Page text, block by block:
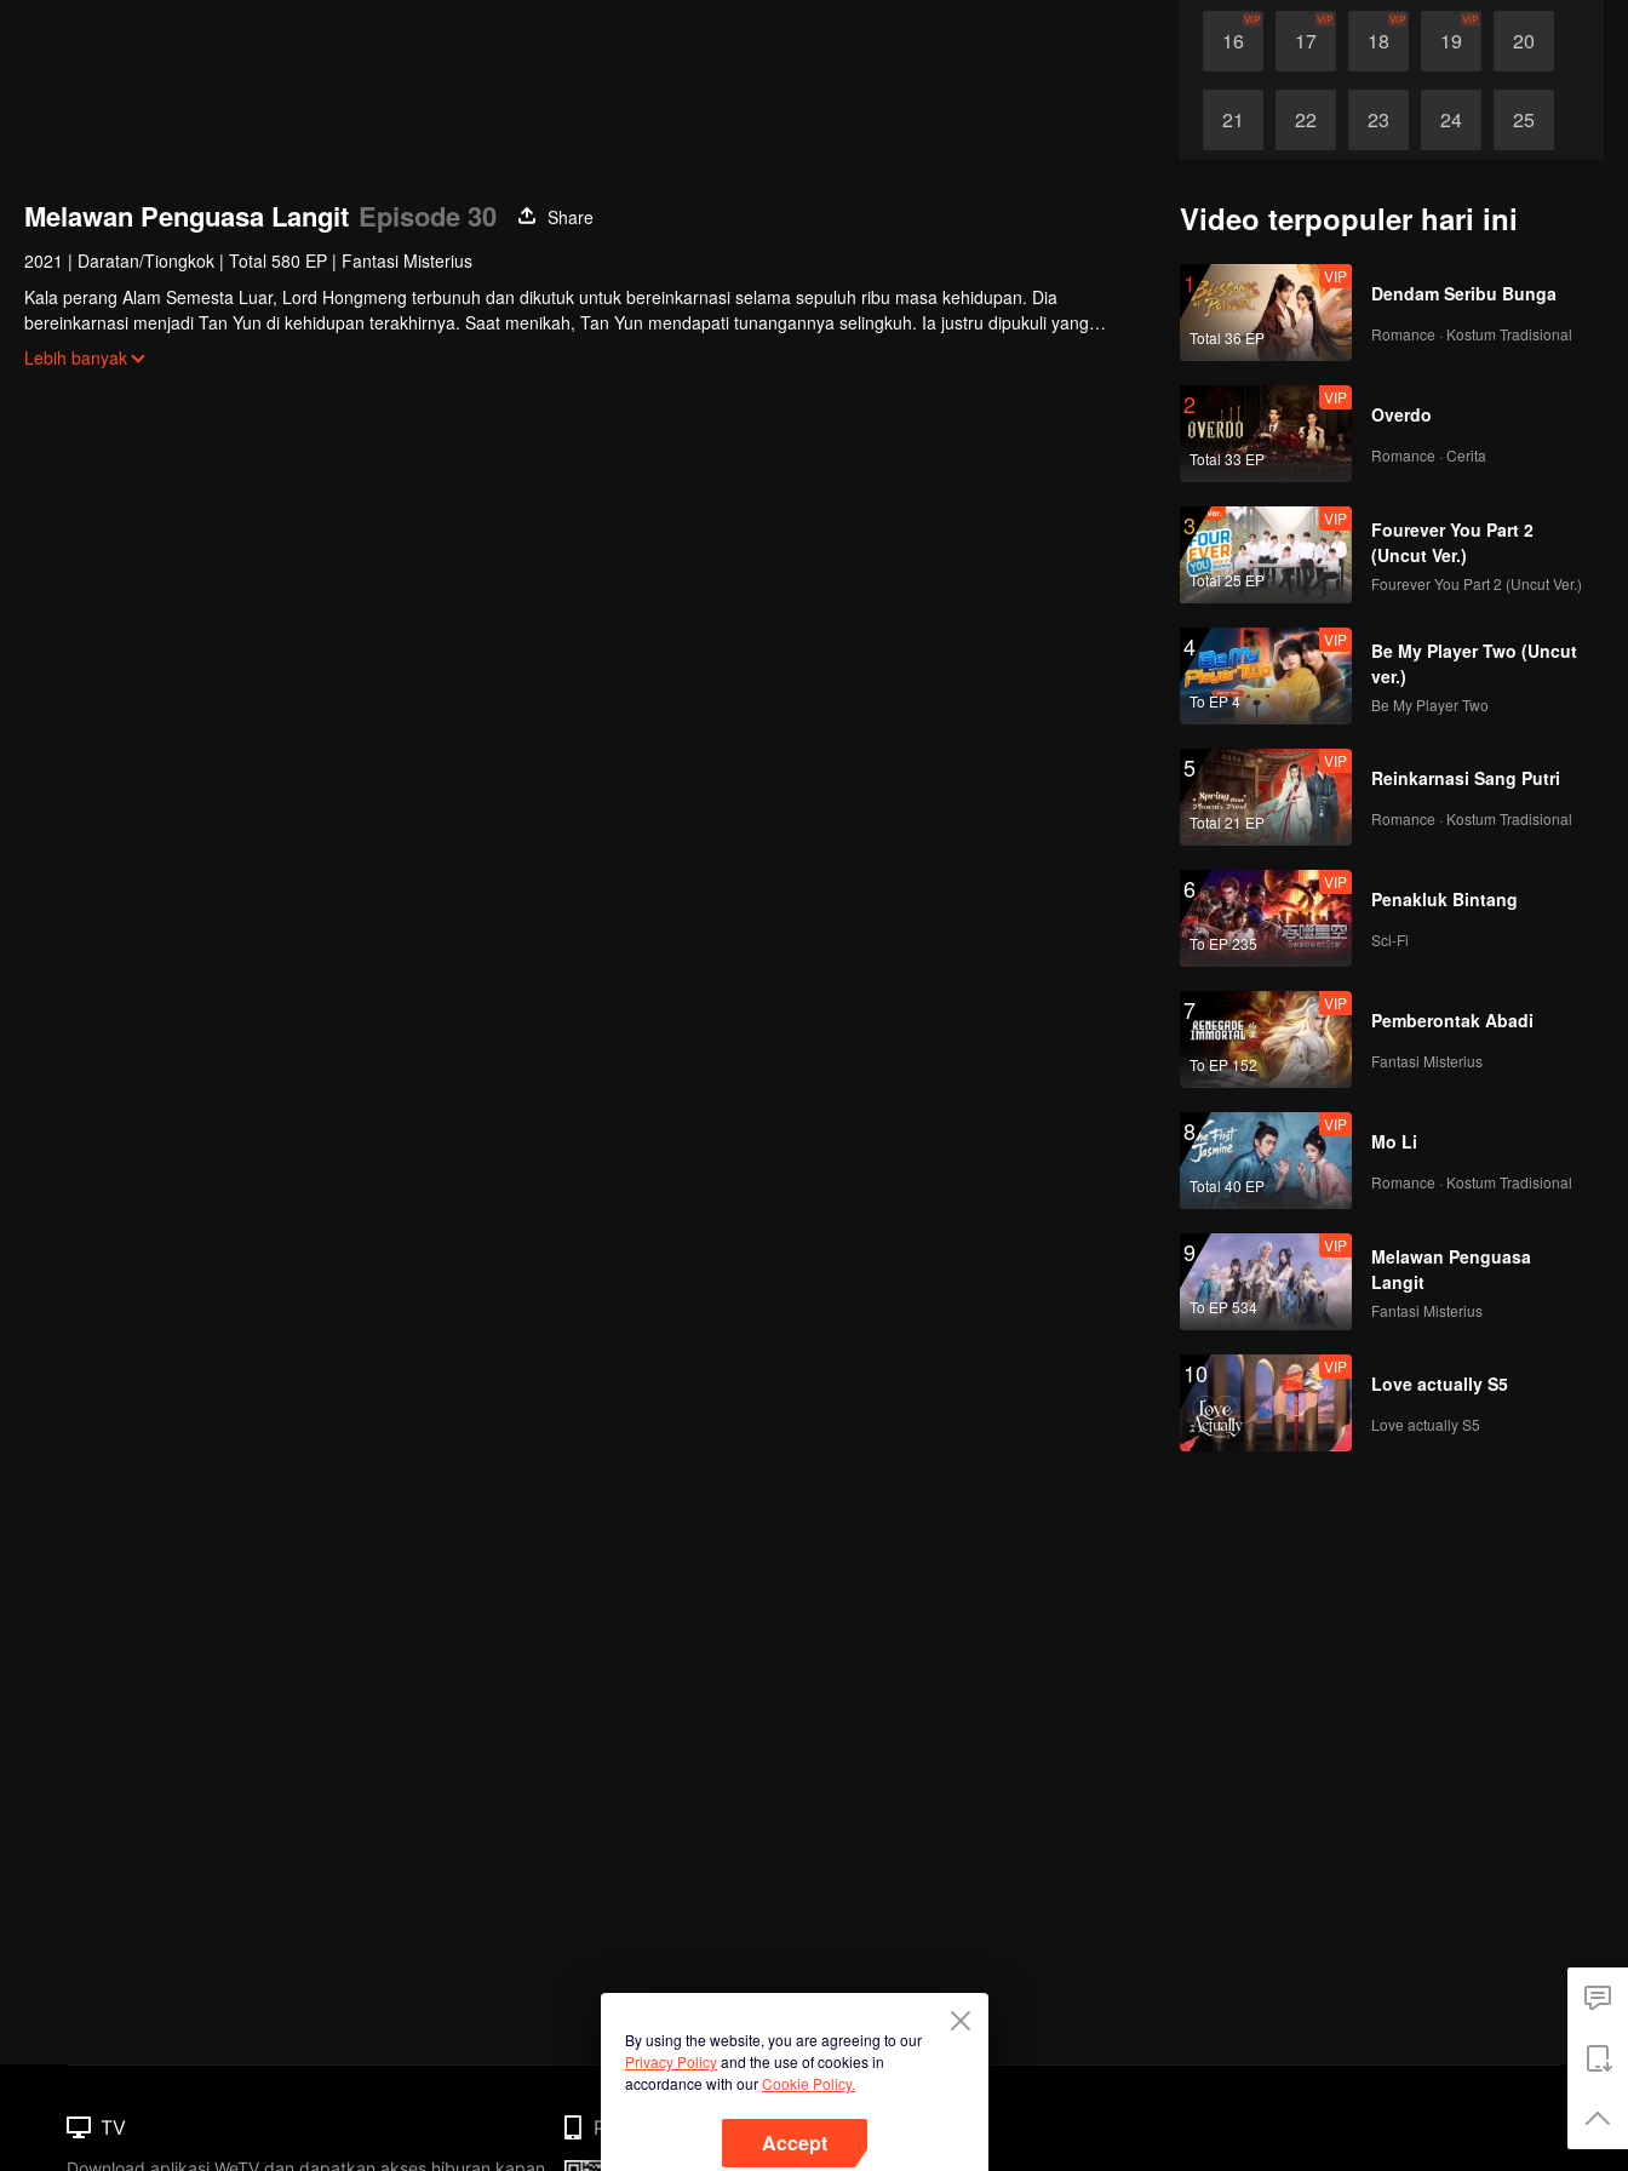
16
VIP
17
VIP
18
VIP
19
VIP
20
21 22 23 24 25
Melawan Penguasa Langit Episode 30
Share
2021 | Daratan/Tiongkok | Total 580 EP | Fantasi Misterius
Kala perang Alam Semesta Luar, Lord Hongmeng terbunuh dan dikutuk untuk bereinkarnasi selama sepuluh ribu masa kehidupan. Dia
bereinkarnasi menjadi Tan Yun di kehidupan terakhirnya. Saat menikah, Tan Yun mendapati tunangannya selingkuh. Ia justru dipukuli yang
membangkitkan ingatan akan Hongmeng. Kemudian Tan Yun memiliki bakat tingkat Dewa dan giat berlatih demi meningkatkan kekuatannya.
Kemudian Tan Yun membalas kematian keluarganya dan menyatukan seluruh benua.
Lebih banyak
Video terpopuler hari ini
1
Total 36 EP
VIP
Dendam Seribu Bunga
Romance · Kostum Tradisional
2
Total 33 EP
VIP
Overdo
Romance · Cerita
3
Total 25 EP
VIP
Fourever You Part 2
(Uncut Ver.)
Fourever You Part 2 (Uncut Ver.)
4
To EP 4
VIP
Be My Player Two (Uncut
ver.)
Be My Player Two
5
Total 21 EP
VIP
Reinkarnasi Sang Putri
Romance · Kostum Tradisional
6
To EP 235
VIP
Penakluk Bintang
Sci-Fi
7
To EP 152
VIP
Pemberontak Abadi
Fantasi Misterius
8
Total 40 EP
VIP
Mo Li
Romance · Kostum Tradisional
9
To EP 534
VIP
Melawan Penguasa
Langit
Fantasi Misterius
10 VIP
Love actually S5
Love actually S5
By using the website, you are agreeing to our
Privacy Policyand the use of cookies in
accordance with ourCookie Policy.
Accept
TV Phone